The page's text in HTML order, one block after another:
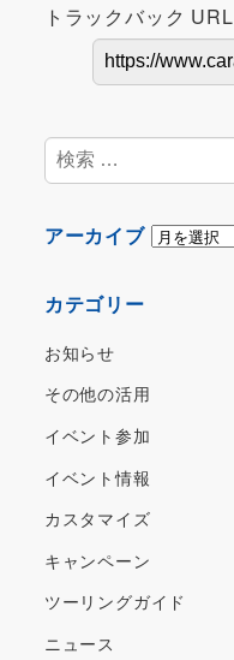
トラックバック URL
検
索
アーカイブ ア
カテゴリー
お知らせ
その他の活用
イベント参加
イベント情報
カスタマイズ
キャンペーン
ツーリングガイド
ニュース